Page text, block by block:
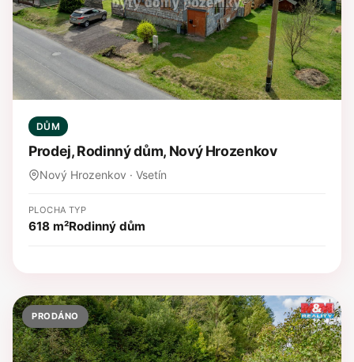
DŮM
Prodej, Rodinný dům, Nový Hrozenkov
Nový Hrozenkov · Vsetín
PLOCHA
618 m²
TYP
Rodinný dům
PRODÁNO